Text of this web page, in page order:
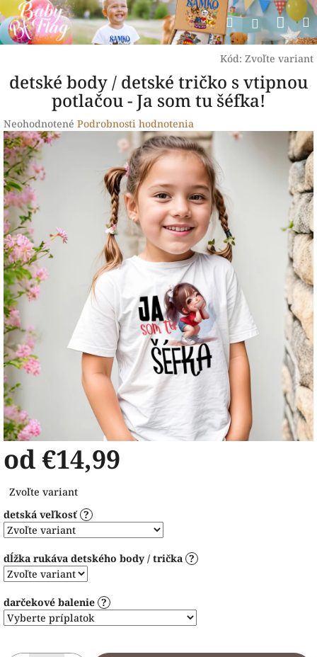
Prejsť
na
obsah
Hľadať
Kód: Zvoľte variant
detské body / detské tričko s vtipnou
potlačou - Ja som tu šéfka!
Priemerné
hodnotenie
produktu
je
0,0
z
5
hviezdičiek.
Neohodnotené Podrobnosti hodnotenia
od €14,99
cena:
Zvoľte variant
detská veľkosť ?
dĺžka rukáva detského body / trička ?
darčekové balenie ?